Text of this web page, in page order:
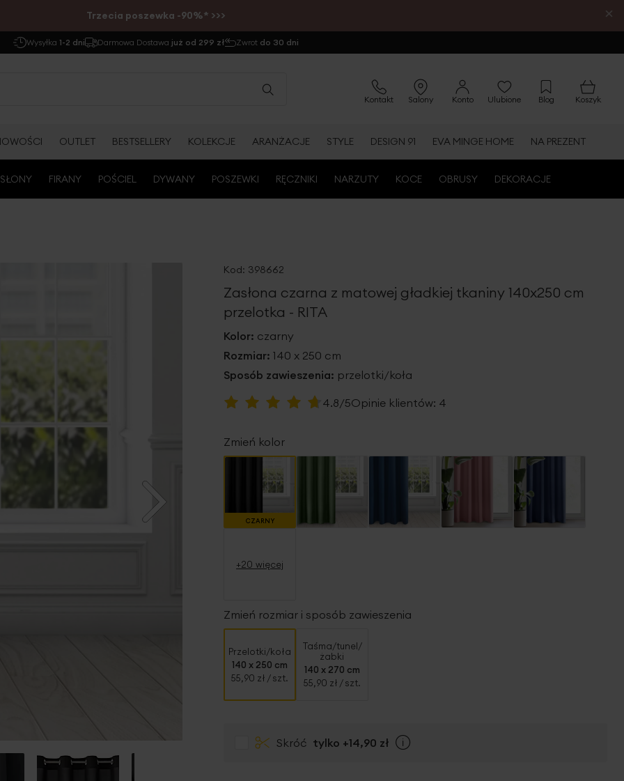
Trzecia poszewka -90%* >>> ×
Wysyłka 1-2 dni Darmowa Dostawa już od 299 zł Zwrot do 30 dni
Kontakt Salony Konto Ulubione Blog Koszyk
OUTLET BESTSELLERY KOLEKCJE ARANŻACJE STYLE DESIGN 91 EVA MINGE HOME NA PREZENT
FIRANY POŚCIEL DYWANY POSZEWKI RĘCZNIKI NARZUTY KOCE OBRUSY DEKORACJE
Kod: 398662
Zasłona czarna z matowej gładkiej tkaniny 140x250 cm
przelotka - RITA
Kolor: czarny
Rozmiar: 140 x 250 cm
Sposób zawieszenia: przelotki/koła
Ocena:
4.8/5Opinie klientów: 4
Zmień kolor
CZARNY
+20 więcej
Zmień rozmiar i sposób zawieszenia
Przelotki/koła
140 x 250 cm
55,90 zł / szt.
Taśma/tunel/
żabki
140 x 270 cm
55,90 zł / szt.
Skróć tylko +14,90 zł